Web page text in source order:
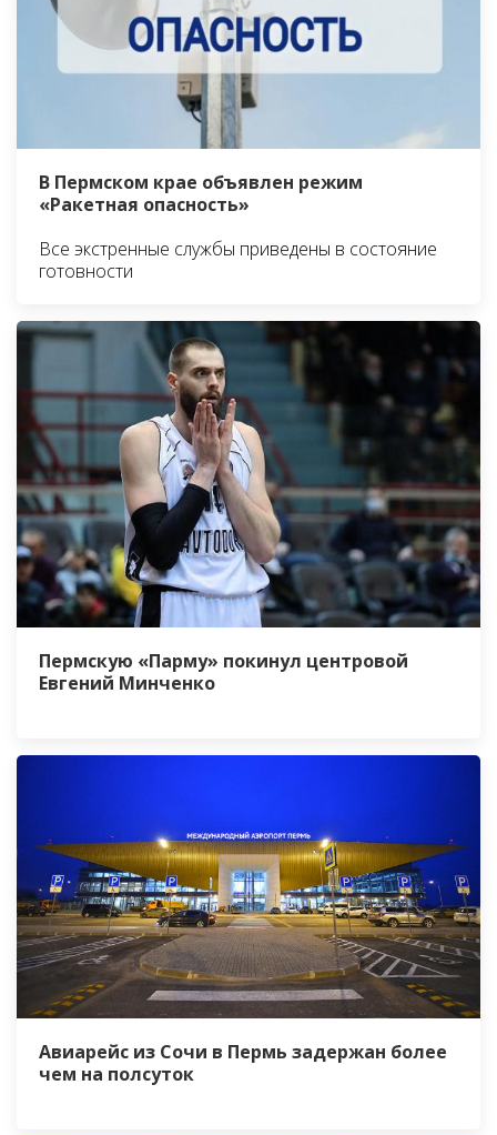
В Пермском крае объявлен режим
«Ракетная опасность»
Все экстренные службы приведены в состояние
готовности
Пермскую «Парму» покинул центровой
Евгений Минченко
Авиарейс из Сочи в Пермь задержан более
чем на полсуток